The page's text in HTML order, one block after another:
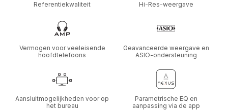
Referentiekwaliteit Hi-Res-weergave
Vermogen voor veeleisende
hoofdtelefoons
Geavanceerde weergave en
ASIO-ondersteuning
Aansluitmogelijkheden voor op
het bureau
Parametrische EQ en
aanpassing via de app